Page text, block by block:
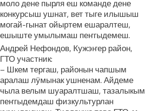
моло дене пырля еш команде дене
конкурсыш ушнат, вет тыге илышыш
могай-гынат ойыртем ешаралтеш,
ешыште умылымаш пеҥгыдемеш.
Андрей Нефондов, Кужэҥер район,
ГТО участник:
– Шкем тергаш, районын чапшым
аралаш лӱмынак ушненам. Айдеме
чыла велым шуаралтшаш, тазалыкым
пеҥгыдемдаш физкультурлан